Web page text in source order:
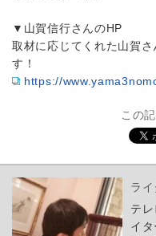
▼山賀信行さんのHP
取材に応じてくれた山賀
す！
https://
この
ラ
テ
イ